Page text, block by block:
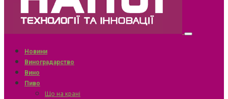
Новини
Виноградарство
Вино
Пиво
Що на крані